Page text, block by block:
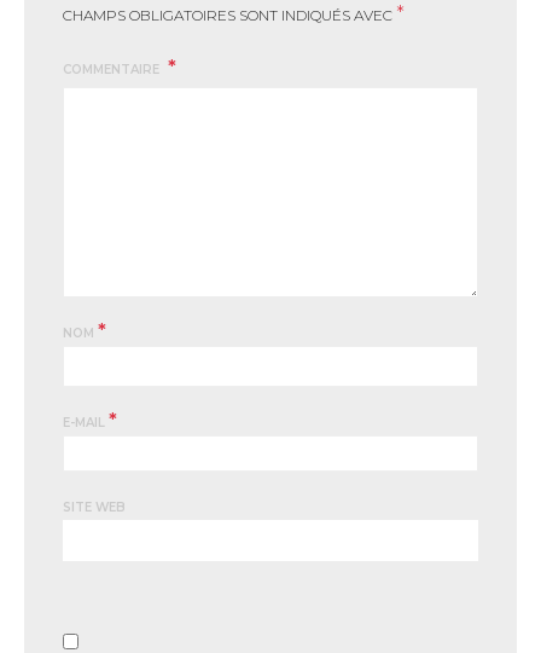
CHAMPS OBLIGATOIRES SONT INDIQUÉS AVEC *
COMMENTAIRE
NOM *
E-MAIL *
SITE WEB